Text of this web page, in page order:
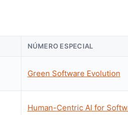
NÚMERO ESPECIAL
Green Software Evolution
Human-Centric AI for